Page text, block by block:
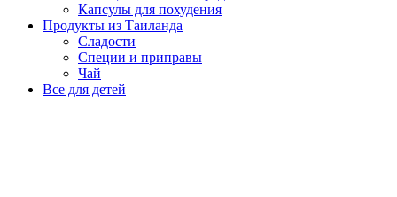
Капсулы для похудения
Продукты из Таиланда
Сладости
Специи и приправы
Чай
Все для детей